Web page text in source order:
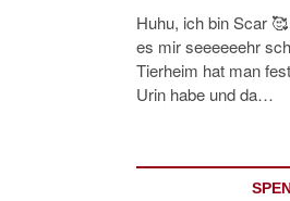
Huhu, ich bin Scar
es mir seeeeeehr
Tierheim hat man
Urin habe und da…